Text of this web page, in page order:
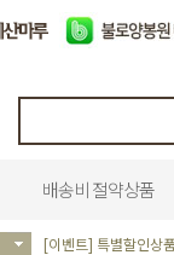
배송비 절약상품
[이벤트] 특별할인상